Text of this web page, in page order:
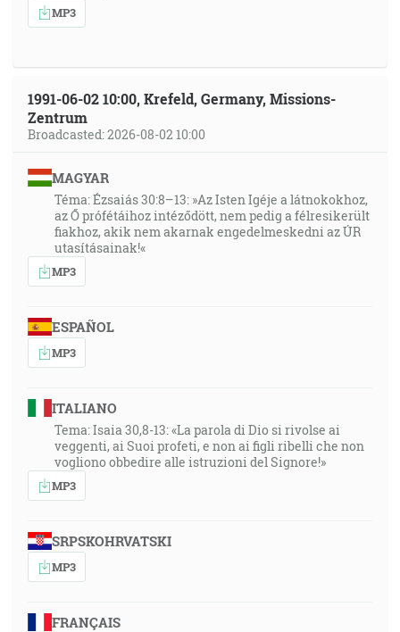
MP3
1991-06-02 10:00, Krefeld, Germany, Missions-
Zentrum
Broadcasted: 2026-08-02 10:00
MAGYAR
Téma: Ézsaiás 30:8–13: »Az Isten Igéje a látnokokhoz,
az Ő prófétáihoz intéződött, nem pedig a félresikerült
fiakhoz, akik nem akarnak engedelmeskedni az ÚR
utasításainak!«
MP3
ESPAÑOL
MP3
ITALIANO
Tema: Isaia 30,8-13: «La parola di Dio si rivolse ai
veggenti, ai Suoi profeti, e non ai figli ribelli che non
vogliono obbedire alle istruzioni del Signore!»
MP3
SRPSKOHRVATSKI
MP3
FRANÇAIS